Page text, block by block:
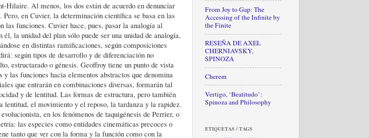
Al menos, los dos están de acuerdo en denunciar
en Cuvier, la determinación científica se basa en las
las funciones. Cuvier hace, pues, pasar la analogía al
la unidad del plan sólo puede ser una unidad de analogía,
en distintas ramificaciones, según composiciones
según tipos de desarrollo y de diferenciación no
estructarado o génesis. Geoffroy tiene un punto de vista
las funciones hacia elementos abstractos que denomina
que entrarán en combinaciones diversas, formarán tal
y de lentitud. Las formas de estructura, pero también
lentitud, el movimiento y el reposo, la tardanza y la rapidez.
en los fenómenos de taquigénesis de Perrier, o
las especies como entidades cinemáticas precoces o
tanto que ver con la forma y la función como con la
From Joy to Gap: The
Accessing of the Infinite by
the Finite
RESEÑA DE AXEL
CHERNIAVSKY,
SPINOZA
Cherem
Vertigo, ‘Beatitudo’:
Spinoza and Philosophy
ETIQUETAS / TAGS